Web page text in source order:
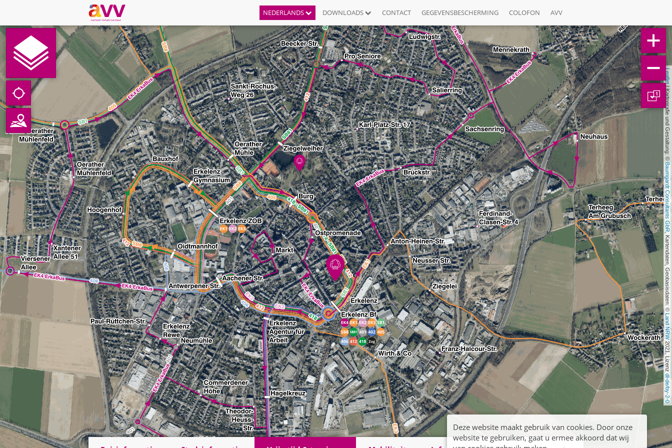
NEDERLANDS DOWNLOADS CONTACT GEGEVENSBESCHERMING COLOFON AVV
Leaflet
| Kartografie und Gestaltung: ©
Baumgardt Consultants GbR
, Kartendaten, Geobasisdaten: ©
Land NRW
2021, Lizenz
dl-de/by-2-0
1
Deze website maakt gebruik van cookies. Door onze
website te gebruiken, gaat u ermee akkoord dat wij